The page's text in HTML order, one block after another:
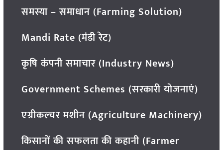
समस्या – समाधान (Farming Solution)
Mandi Rate (मंडी रेट)
कृषि कंपनी समाचार (Industry News)
Government Schemes (सरकारी योजनाएं)
एग्रीकल्चर मशीन (Agriculture Machinery)
किसानों की सफलता की कहानी (Farmer